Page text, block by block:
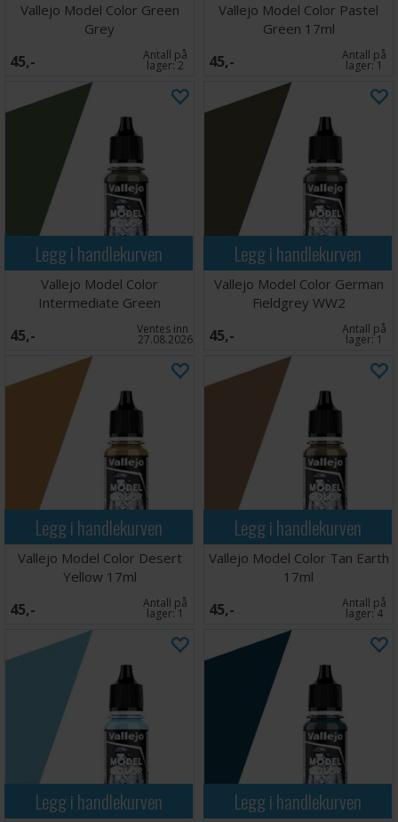
Vallejo Model Color Green
Grey
45,- Antall på
lager:2
Vallejo Model Color Pastel
Green 17ml
45,- Antall på
lager:1
Legg i handlekurven
Vallejo Model Color
Intermediate Green
45,- Ventes inn
27.08.2026
Legg i handlekurven
Vallejo Model Color German
Fieldgrey WW2
45,- Antall på
lager:1
Legg i handlekurven
Vallejo Model Color Desert
Yellow 17ml
45,- Antall på
lager:1
Legg i handlekurven
Vallejo Model Color Tan Earth
17ml
45,- Antall på
lager:4
Legg i handlekurven Legg i handlekurven